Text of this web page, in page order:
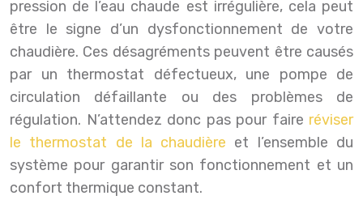
pression de l’eau chaude est irrégulière, cela peut
être le signe d’un dysfonctionnement de votre
chaudière. Ces désagréments peuvent être causés
par un thermostat défectueux, une pompe de
circulation défaillante ou des problèmes de
régulation. N’attendez donc pas pour faire réviser
le thermostat de la chaudière et l’ensemble du
système pour garantir son fonctionnement et un
confort thermique constant.